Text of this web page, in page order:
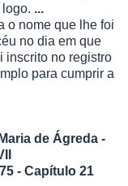
...
o nome que lhe foi
no dia em que
inscrito no registro
para cumprir a
de Ágreda -
- Capítulo 21